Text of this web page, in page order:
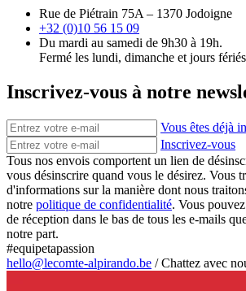
Rue de Piétrain 75A – 1370 Jodoigne
+32 (0)10 56 15 09
Du mardi au samedi de 9h30 à 19h.
Fermé les lundi, dimanche et jours
Inscrivez-vous à notre
Vous êtes déjà
Inscrivez-vous
Tous nos envois comportent un lien de
vous désinscrire quand vous le désirez. Vous
d'informations sur la manière dont nous
notre politique de confidentialité. Vous
de réception dans le bas de tous les e-mails
notre part.
#equipetapassion
hello@lecomte-alpirando.be /Chattez avec